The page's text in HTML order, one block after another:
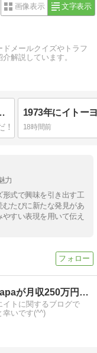
画像表示 文字表示
メールクイズやトラフ
解説しています。
子たちが通う大学は何でしょう？
18時間前
力
式で興味を引き出す工
たびに新たな発見があ
すい表現を用いて伝え
【アフィライフ】初心者apaが月収250万円稼いだ方法
トに関するブログで
幸いです(^^)